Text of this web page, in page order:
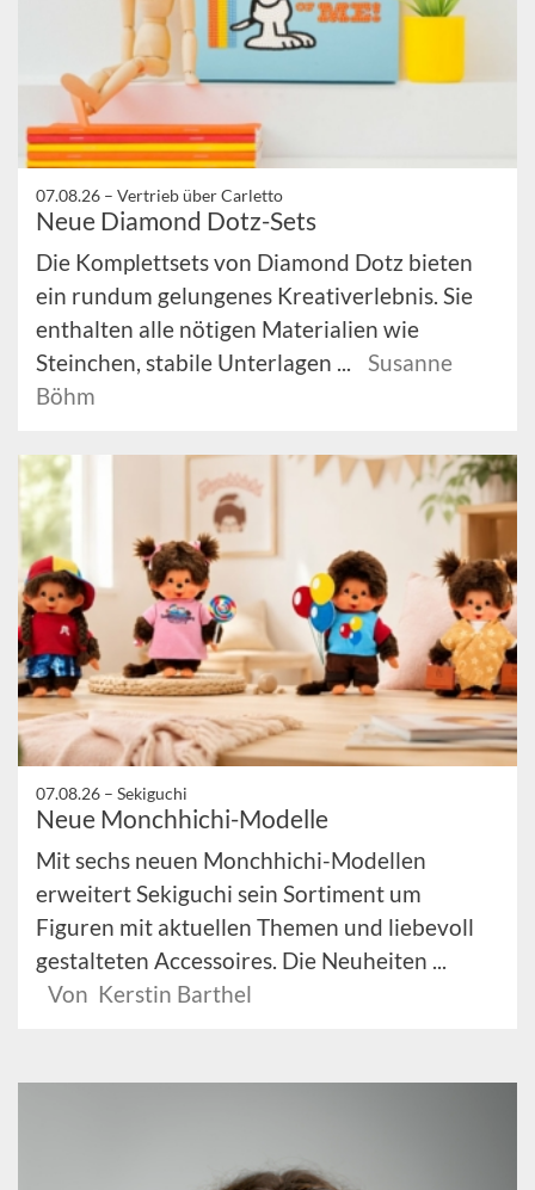
07.08.26 – Vertrieb über Carletto
Neue Diamond Dotz-Sets
Die Komplettsets von Diamond Dotz bieten
ein rundum gelungenes Kreativerlebnis. Sie
enthalten alle nötigen Materialien wie
Steinchen, stabile Unterlagen ...
Susanne
Böhm
07.08.26 – Sekiguchi
Neue Monchhichi-Modelle
Mit sechs neuen Monchhichi-Modellen
erweitert Sekiguchi sein Sortiment um
Figuren mit aktuellen Themen und liebevoll
gestalteten Accessoires. Die Neuheiten ...
Von Kerstin Barthel